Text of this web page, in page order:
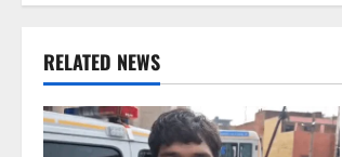
RELATED NEWS